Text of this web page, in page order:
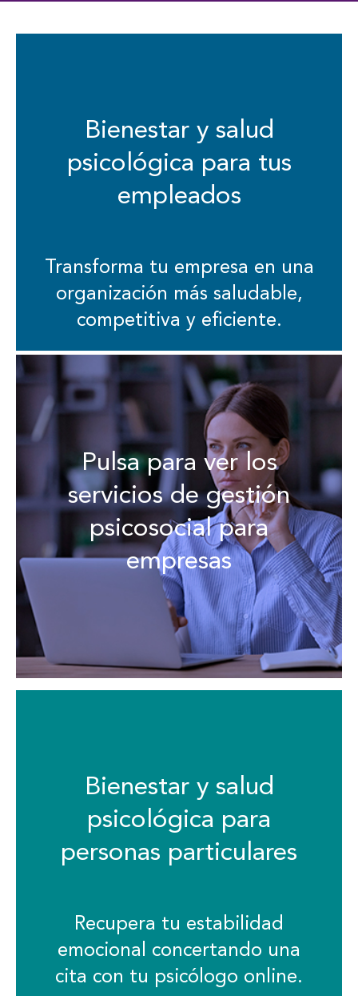
Bienestar y salud
psicológica para tus
empleados
Transforma tu empresa en una
organización más saludable,
competitiva y eficiente.
Pulsa para ver los
servicios de gestión
psicosocial para
empresas
Bienestar y salud
psicológica para
personas particulares
Recupera tu estabilidad
emocional concertando una
cita con tu psicólogo online.